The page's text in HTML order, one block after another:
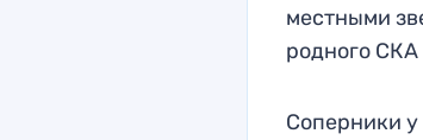
местными
родного СКА
Соперники